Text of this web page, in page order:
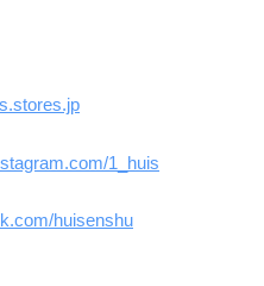
1_huis
huisenshu